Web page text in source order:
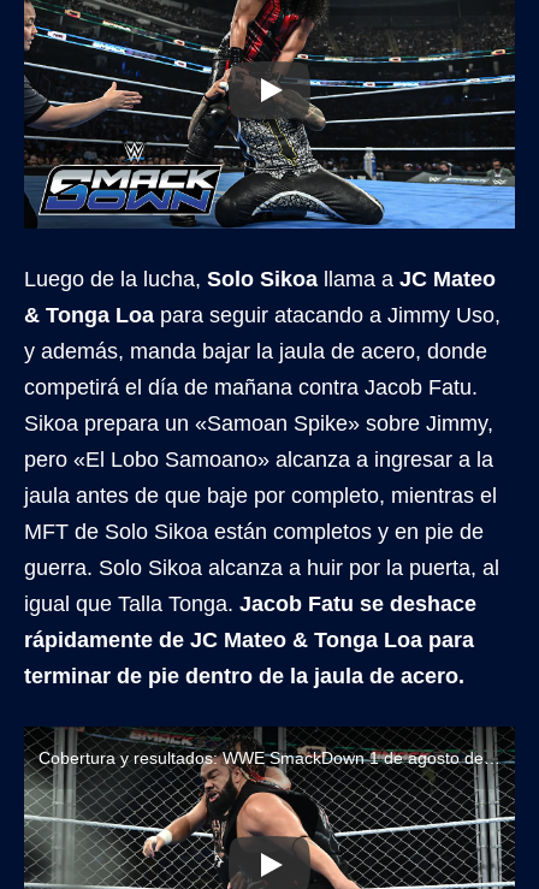
Luego de la lucha, Solo Sikoa llama a JC Mateo
& Tonga Loa para seguir atacando a Jimmy Uso,
y además, manda bajar la jaula de acero, donde
competirá el día de mañana contra Jacob Fatu.
Sikoa prepara un «Samoan Spike» sobre Jimmy,
pero «El Lobo Samoano» alcanza a ingresar a la
jaula antes de que baje por completo, mientras el
MFT de Solo Sikoa están completos y en pie de
guerra. Solo Sikoa alcanza a huir por la puerta, al
igual que Talla Tonga. Jacob Fatu se deshace
rápidamente de JC Mateo & Tonga Loa para
terminar de pie dentro de la jaula de acero.
Cobertura y resultados: WWE SmackDown 1 de agosto de 2025